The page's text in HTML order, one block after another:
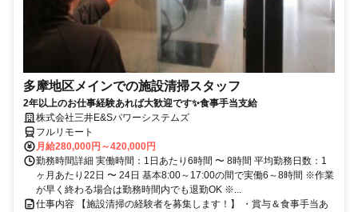
多摩地区メインでの施設清掃スタッフ
2年以上のお仕事経験あれば大歓迎です✨食事手当支給
株式会社三井E&Sパワーシステムズ
フルリモート
月給280,000円～420,000円
勤務時間詳細 実働時間：1日あたり6時間 〜 8時間 平均勤務日数：1
ヶ月あたり22日 〜 24日 基本8:00～17:00の間で実働6～8時間 ※作業
が早く終わる場合は勤務時間内でも退勤OK ※...
仕事内容 【施設清掃の経験者を募集します！】 ・賞与＆食事手当あ